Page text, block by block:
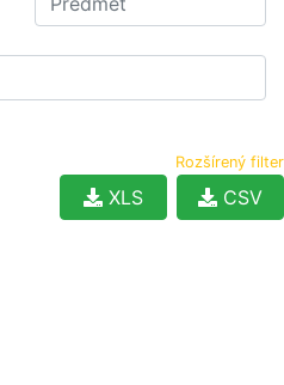
Rozšírený filter
CSV
XLS